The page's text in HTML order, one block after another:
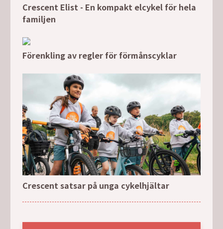
Crescent Elist - En kompakt elcykel för hela
familjen
Förenkling av regler för förmånscyklar
Crescent satsar på unga cykelhjältar